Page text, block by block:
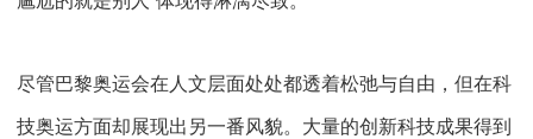
尽管巴黎奥运会在人文层面处处都透着松弛与自由，但在科
技奥运方面却展现出另一番风貌。大量的创新科技成果得到